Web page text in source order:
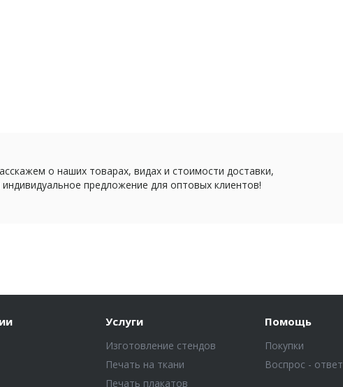
о наших товарах, видах и стоимости доставки,
предложение для оптовых клиентов!
Услуги
Изготовление стендов
Печать на ткани
Печать плакатов
Помощь
Покупки
Воспрос - ответ